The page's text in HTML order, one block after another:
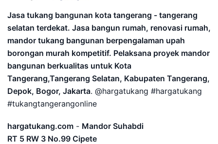
Jasa tukang bangunan kota tangerang - tangerang
selatan terdekat. Jasa bangun rumah, renovasi rumah,
mandor tukang bangunan berpengalaman upah
borongan murah kompetitif. Pelaksana proyek mandor
bangunan berkualitas untuk Kota
Tangerang,Tangerang Selatan, Kabupaten Tangerang,
Depok, Bogor, Jakarta. @hargatukang #hargatukang
#tukangtangerangonline
hargatukang.com - Mandor Suhabdi
RT 5 RW 3 No.99 Cipete